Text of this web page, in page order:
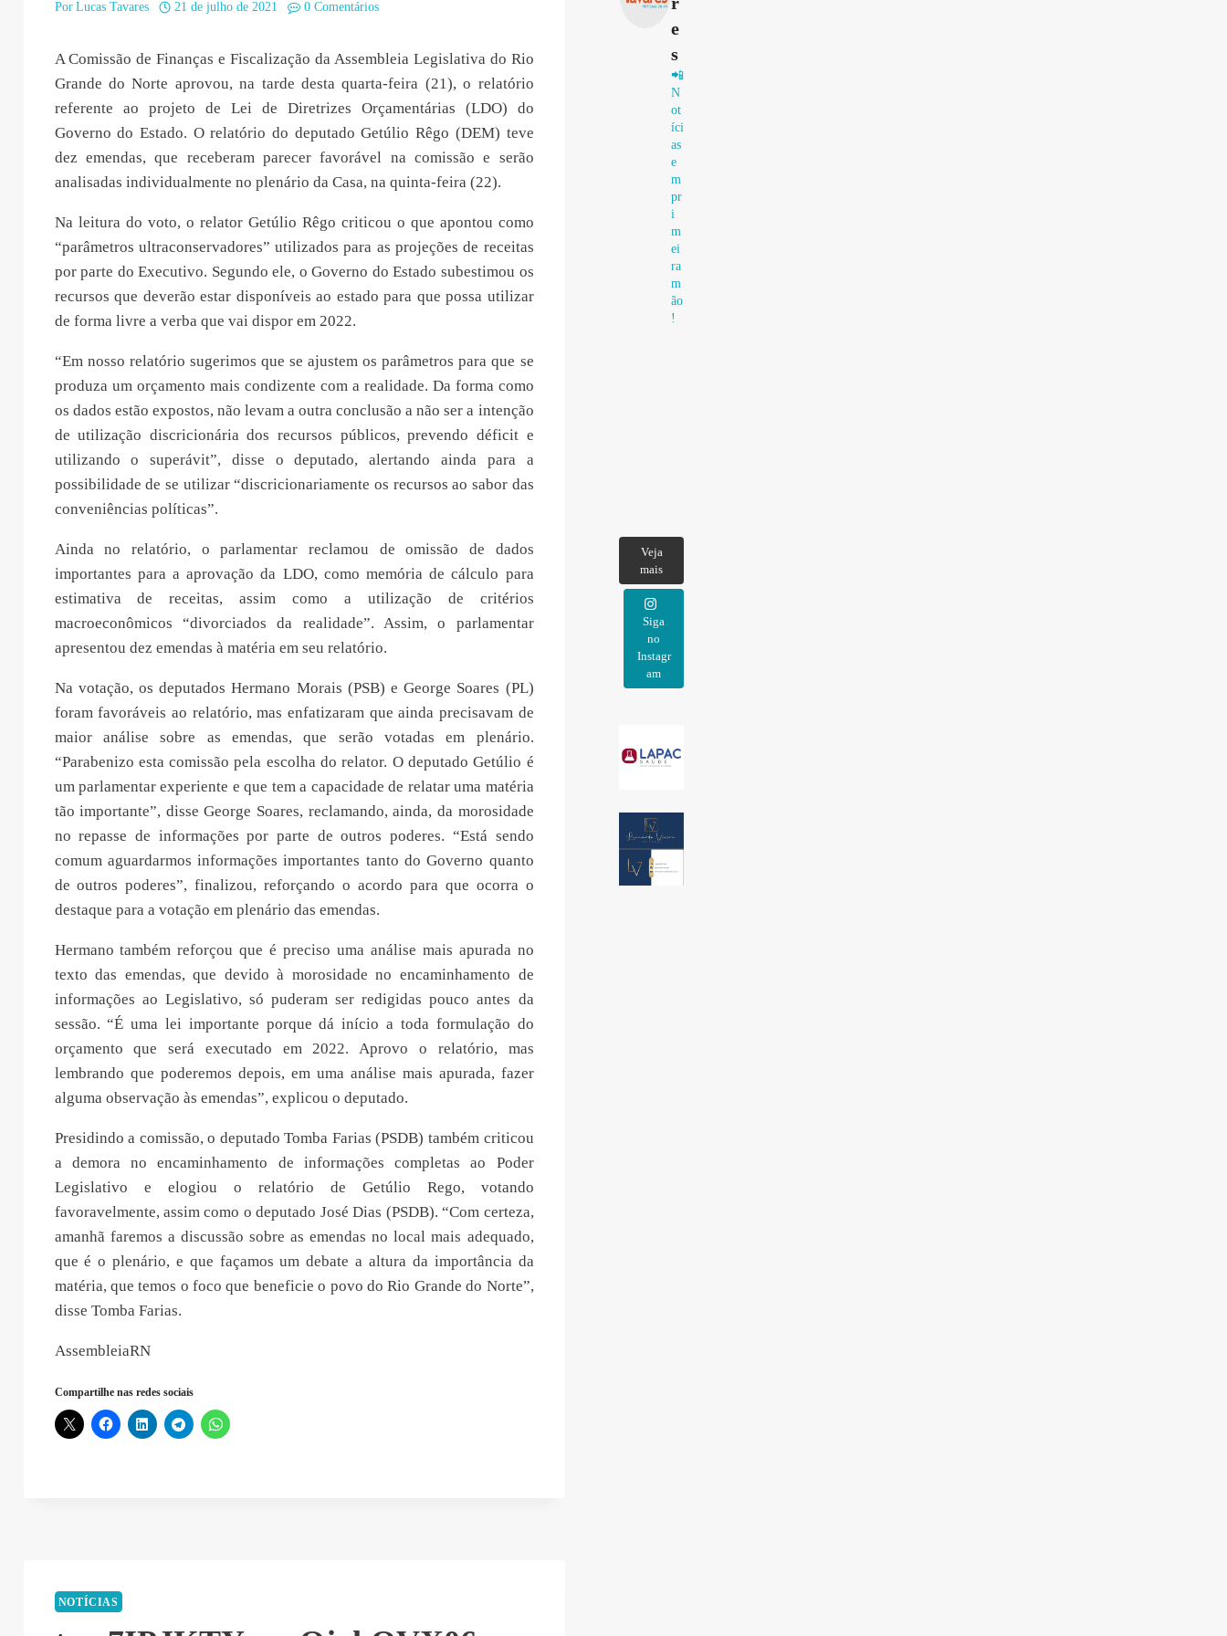
Por Lucas Tavares 21 de julho de 2021 0 Comentários
A Comissão de Finanças e Fiscalização da Assembleia Legislativa do Rio
Grande do Norte aprovou, na tarde desta quarta-feira (21), o relatório
referente ao projeto de Lei de Diretrizes Orçamentárias (LDO) do
Governo do Estado. O relatório do deputado Getúlio Rêgo (DEM) teve
dez emendas, que receberam parecer favorável na comissão e serão
analisadas individualmente no plenário da Casa, na quinta-feira (22).
Na leitura do voto, o relator Getúlio Rêgo criticou o que apontou como
“parâmetros ultraconservadores” utilizados para as projeções de receitas
por parte do Executivo. Segundo ele, o Governo do Estado subestimou os
recursos que deverão estar disponíveis ao estado para que possa utilizar
de forma livre a verba que vai dispor em 2022.
“Em nosso relatório sugerimos que se ajustem os parâmetros para que se
produza um orçamento mais condizente com a realidade. Da forma como
os dados estão expostos, não levam a outra conclusão a não ser a intenção
de utilização discricionária dos recursos públicos, prevendo déficit e
utilizando o superávit”, disse o deputado, alertando ainda para a
possibilidade de se utilizar “discricionariamente os recursos ao sabor das
conveniências políticas”.
Ainda no relatório, o parlamentar reclamou de omissão de dados
importantes para a aprovação da LDO, como memória de cálculo para
estimativa de receitas, assim como a utilização de critérios
macroeconômicos “divorciados da realidade”. Assim, o parlamentar
apresentou dez emendas à matéria em seu relatório.
Na votação, os deputados Hermano Morais (PSB) e George Soares (PL)
foram favoráveis ao relatório, mas enfatizaram que ainda precisavam de
maior análise sobre as emendas, que serão votadas em plenário.
“Parabenizo esta comissão pela escolha do relator. O deputado Getúlio é
um parlamentar experiente e que tem a capacidade de relatar uma matéria
tão importante”, disse George Soares, reclamando, ainda, da morosidade
no repasse de informações por parte de outros poderes. “Está sendo
comum aguardarmos informações importantes tanto do Governo quanto
de outros poderes”, finalizou, reforçando o acordo para que ocorra o
destaque para a votação em plenário das emendas.
Hermano também reforçou que é preciso uma análise mais apurada no
texto das emendas, que devido à morosidade no encaminhamento de
informações ao Legislativo, só puderam ser redigidas pouco antes da
sessão. “É uma lei importante porque dá início a toda formulação do
orçamento que será executado em 2022. Aprovo o relatório, mas
lembrando que poderemos depois, em uma análise mais apurada, fazer
alguma observação às emendas”, explicou o deputado.
Presidindo a comissão, o deputado Tomba Farias (PSDB) também criticou
a demora no encaminhamento de informações completas ao Poder
Legislativo e elogiou o relatório de Getúlio Rego, votando
favoravelmente, assim como o deputado José Dias (PSDB). “Com certeza,
amanhã faremos a discussão sobre as emendas no local mais adequado,
que é o plenário, e que façamos um debate a altura da importância da
matéria, que temos o foco que beneficie o povo do Rio Grande do Norte”,
disse Tomba Farias.
AssembleiaRN
Compartilhe nas redes sociais
NOTÍCIAS
e
s
📲
N
ot
íci
as
e
m
pr
i
m
ei
ra
m
ão
!
Veja
mais
Siga
no
Instagr
am